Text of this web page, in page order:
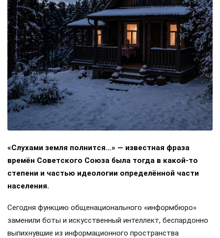
«Слухами земля полнится…» — известная фраза
времён Советского Союза была тогда в какой-то
степени и частью идеологии определённой части
населения.
Сегодня функцию общенационального «информбюро»
заменили боты и искусственный интеллект, беспардонно
выпихнувшие из информационного пространства